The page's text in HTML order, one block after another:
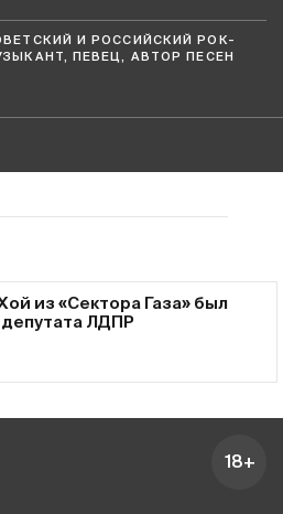
И РОССИЙСКИЙ РОК-
ПЕВЕЦ, АВТОР ПЕСЕН
из «Сектора Газа» был
ЛДПР
18+